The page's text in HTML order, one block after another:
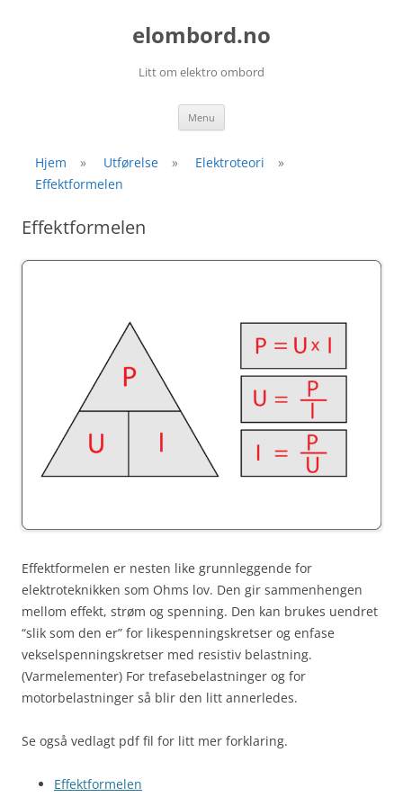
elombord.no
Litt om elektro ombord
Menu
Hjem
» Utførelse » Elektroteori
»
Effektformelen
Effektformelen
Effektformelen er nesten like grunnleggende for
elektroteknikken som Ohms lov. Den gir sammenhengen
mellom effekt, strøm og spenning. Den kan brukes uendret
“slik som den er” for likespenningskretser og enfase
vekselspenningskretser med resistiv belastning.
(Varmelementer) For trefasebelastninger og for
motorbelastninger så blir den litt annerledes.
Se også vedlagt pdf fil for litt mer forklaring.
Effektformelen